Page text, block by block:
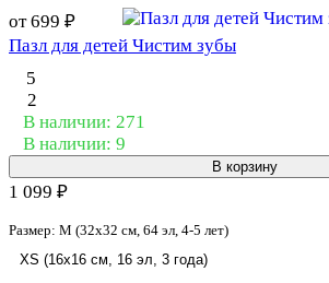
от 699 ₽
Пазл для детей Чистим зубы
5
2
В наличии: 271
В наличии: 9
В корзину
1 099 ₽
Размер: M (32x32 см, 64 эл, 4-5 лет)
XS (16x16 см, 16 эл, 3 года)